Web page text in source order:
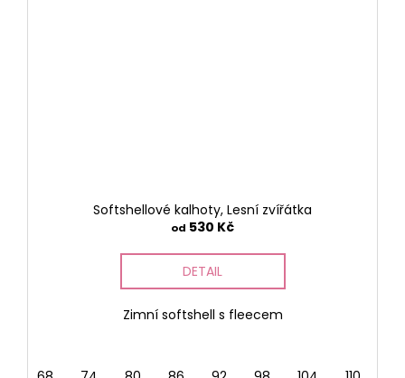
Softshellové kalhoty, Lesní zvířátka
od 530 Kč
DETAIL
Zimní softshell s fleecem